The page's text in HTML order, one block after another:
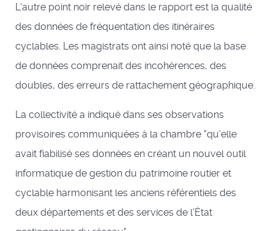
L'autre point noir relevé dans le rapport est la qualité
des données de fréquentation des itinéraires
cyclables. Les magistrats ont ainsi noté que la base
de données comprenait des incohérences, des
doubles, des erreurs de rattachement géographique.
La collectivité a indiqué dans ses observations
provisoires communiquées à la chambre "qu’elle
avait fiabilisé ses données en créant un nouvel outil
informatique de gestion du patrimoine routier et
cyclable harmonisant les anciens référentiels des
deux départements et des services de l’État